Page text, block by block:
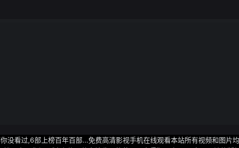
没看过,6部上榜百年百部...免费高清影视手机在线观看本站所有视频和图